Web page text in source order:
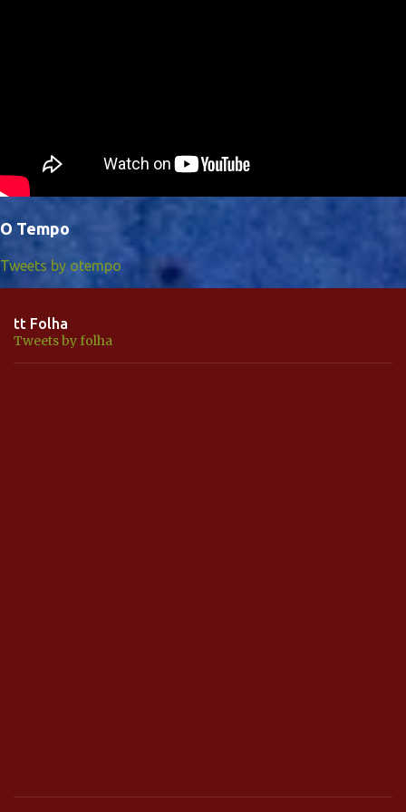
O Tempo
Tweets by otempo
tt Folha
Tweets by folha